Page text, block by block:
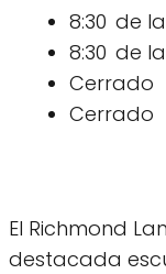
8:30 de
8:30 de
Cerrado
Cerrado
El Richmond
destacada